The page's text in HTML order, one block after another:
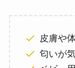
皮膚や
匂いが